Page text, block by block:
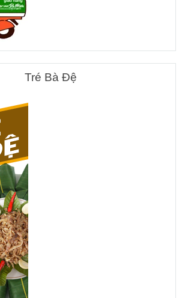
Tré Bà Đệ